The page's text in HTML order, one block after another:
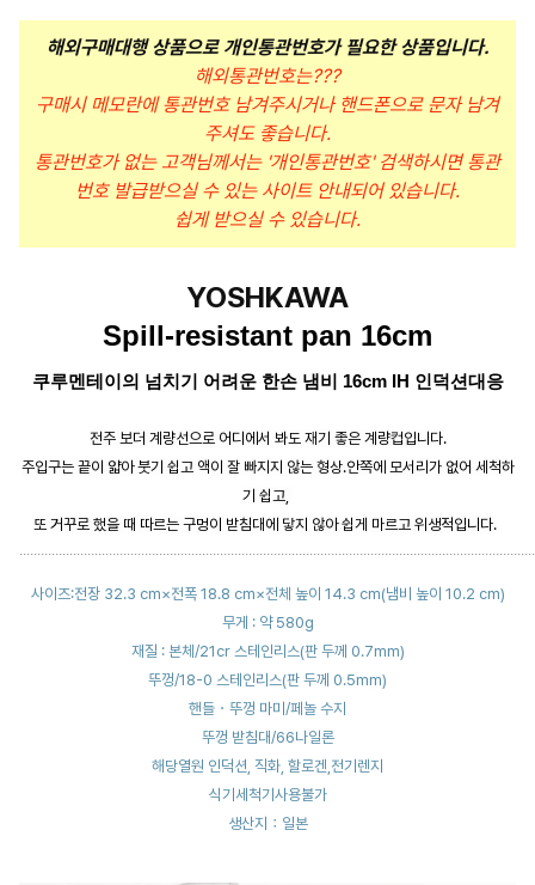
해외구매대행 상품으로 개인통관번호가 필요한 상품입니다.
해외통관번호는???
구매시 메모란에 통관번호 남겨주시거나 핸드폰으로 문자 남겨
주셔도 좋습니다.
통관번호가 없는 고객님께서는 '개인통관번호' 검색하시면 통관
번호 발급받으실 수 있는 사이트 안내되어 있습니다.
쉽게 받으실 수 있습니다.
YOSHKAWA
Spill-resistant pan 16cm
쿠루멘테이의 넘치기 어려운 한손 냄비 16cm IH 인덕션대응
전주 보더 계량선으로 어디에서 봐도 재기 좋은 계량컵입니다.
주입구는 끝이 얇아 붓기 쉽고 액이 잘 빠지지 않는 형상.안쪽에 모서리가 없어 세척하
기 쉽고,
또 거꾸로 했을 때 따르는 구멍이 받침대에 닿지 않아 쉽게 마르고 위생적입니다.
사이즈:전장 32.3 cm×전폭 18.8 cm×전체 높이 14.3 cm(냄비 높이 10.2 cm)
무게 : 약 580g
재질 : 본체/21cr 스테인리스(판 두께 0.7mm)
뚜껑/18-0 스테인리스(판 두께 0.5mm)
핸들・뚜껑 마미/페놀 수지
뚜껑 받침대/66나일론
해당열원 인덕션, 직화, 할로겐,전기렌지
식기세척기사용불가
생산지：일본